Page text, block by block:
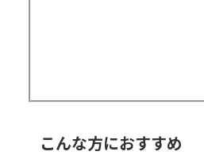
こんな方におすすめ